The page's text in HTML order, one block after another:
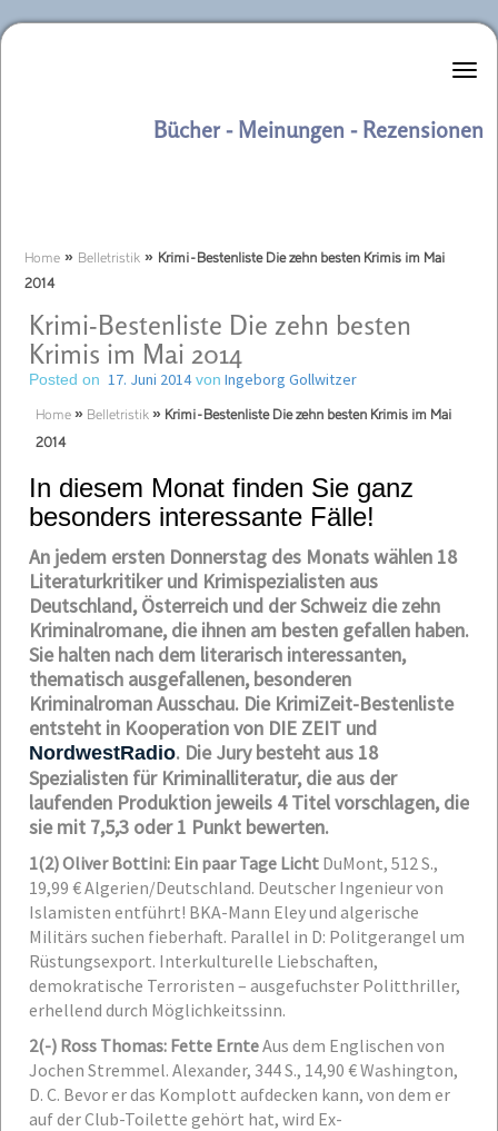
Literaturkurier.net
Bücher - Meinungen - Rezensionen
Home » Belletristik » Krimi-Bestenliste Die zehn besten Krimis im Mai
2014
Krimi-Bestenliste Die zehn besten
Krimis im Mai 2014
Posted on 17. Juni 2014von Ingeborg Gollwitzer
Home » Belletristik » Krimi-Bestenliste Die zehn besten Krimis im Mai
2014
In diesem Monat finden Sie ganz
besonders interessante Fälle!
An jedem ersten Donnerstag des Monats wählen 18
Literaturkritiker und Krimispezialisten aus
Deutschland, Österreich und der Schweiz die zehn
Kriminalromane, die ihnen am besten gefallen haben.
Sie halten nach dem literarisch interessanten,
thematisch ausgefallenen, besonderen
Kriminalroman Ausschau. Die KrimiZeit-Bestenliste
entsteht in Kooperation von DIE ZEIT und
NordwestRadio. Die Jury besteht aus 18
Spezialisten für Kriminalliteratur, die aus der
laufenden Produktion jeweils 4 Titel vorschlagen, die
sie mit 7,5,3 oder 1 Punkt bewerten.
1(2) Oliver Bottini: Ein paar Tage Licht DuMont, 512 S.,
19,99 €Algerien/Deutschland. Deutscher Ingenieur von
Islamisten entführt! BKA-Mann Eley und algerische
Militärs suchen fieberhaft. Parallel in D: Politgerangel um
Rüstungsexport. Interkulturelle Liebschaften,
demokratische Terroristen – ausgefuchster Politthriller,
erhellend durch Möglichkeitssinn.
2(-) Ross Thomas: Fette ErnteAus dem Englischen von
Jochen Stremmel. Alexander, 344 S., 14,90 €Washington,
D. C. Bevor er das Komplott aufdecken kann, von dem er
auf der Club-Toilette gehört hat, wird Ex-